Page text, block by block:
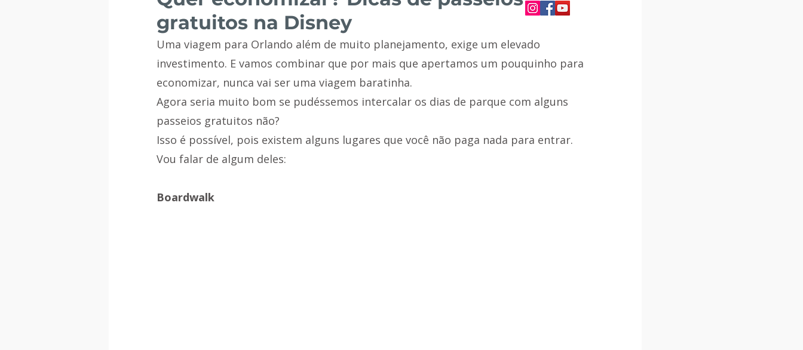
gratuitos na Disney
Uma viagem para Orlando além de muito planejamento, exige um elevado
investimento. E vamos combinar que por mais que apertamos um pouquinho para
economizar, nunca vai ser uma viagem baratinha.
Agora seria muito bom se pudéssemos intercalar os dias de parque com alguns
passeios gratuitos não?
Isso é possível, pois existem alguns lugares que você não paga nada para entrar.
Vou falar de algum deles:
Boardwalk